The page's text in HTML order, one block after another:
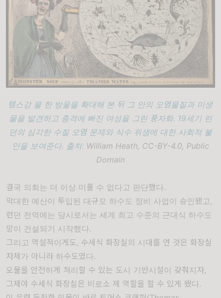
템스강 물 한 방울을 확대해 본 뒤 그 안의 오염물질과 미생
물을 발견하고 충격에 빠진 여성을 그린 풍자화. 19세기 런
던의 심각한 수질 오염 문제와 식수 위생에 대한 사회적 불
안을 보여준다. 출처: William Heath, CC-BY-4.0, Public
Domain
결국 의회는 더 이상 미룰 수 없다고 판단했다.
막대한 예산이 투입된 대규모 하수도 정비 사업이 승인됐고,
런던 전역에는 당시로서는 세계 최고 수준의 근대식 하수도
망이 건설되기 시작했다.
그리고 역설적이게도, 수세식 화장실의 시대를 연 것은 화장실
자체가 아니라 하수도였다.
오물을 안전하게 처리할 수 있는 도시 기반시설이 갖춰지자,
그제야 수세식 화장실은 비로소 제 역할을 할 수 있게 됐다.